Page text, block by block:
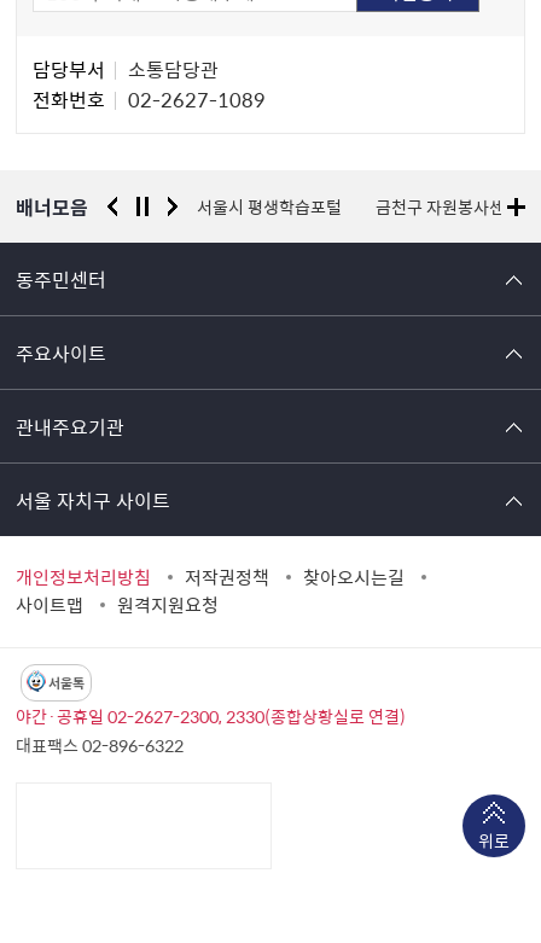
자
담당부서
소통담당관
전화번호
02-2627-1089
배너모음
경찰청 유실물 통합포털 서울시 평생학습포털 금천구 자원봉사센터
동주민센터
주요사이트
관내주요기관
서울 자치구 사이트
개인정보처리방침 저작권정책
찾아오시는길
사이트맵
원격지원요청
위로
서울톡
야간·공휴일 02-2627-2300, 2330(종합상황실로 연결)
대표팩스 02-896-6322